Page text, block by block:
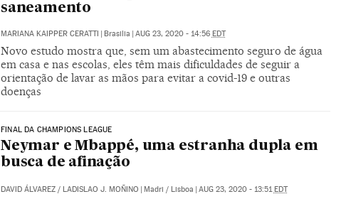
saneamento
MARIANA KAIPPER CERATTI | Brasilia | AUG 23, 2020 - 14:56 EDT
Novo estudo mostra que, sem um abastecimento seguro de água
em casa e nas escolas, eles têm mais dificuldades de seguir a
orientação de lavar as mãos para evitar a covid-19 e outras
doenças
FINAL DA CHAMPIONS LEAGUE
Neymar e Mbappé, uma estranha dupla em
busca de afinação
DAVID ÁLVAREZ/ LADISLAO J. MOÑINO Madri / Lisboa AUG 23, 2020 - 13:51 EDT